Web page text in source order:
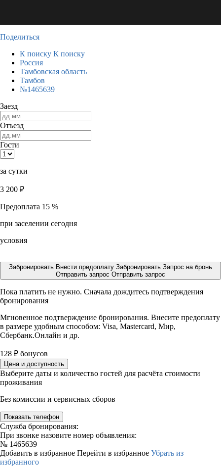
Поделиться
К поиску К поиску
Россия
Тамбовская область
Тамбов
№1465639
Заезд
Отъезд
Гости
за сутки
3 200 ₽
Предоплата 15 %
при заселении сегодня
условия
Забронировать Внести предоплату Забронировать Запрос на бронь
Отправить запрос Отправить запрос
Пока платить не нужно. Сначала дождитесь подтверждения
бронирования
Мгновенное подтверждение бронирования. Внесите предоплату
в размере удобным способом: Visa, Mastercard, Мир,
Сбербанк.Онлайн и др.
128 ₽ бонусов
Цена и доступность
Выберите даты и количество гостей для расчёта стоимости
проживания
Без комиссии и сервисных сборов
Показать телефон
Служба бронирования:
При звонке назовите номер объявления:
№ 1465639
Добавить в избранное Перейти в избранное Убрать из
избранного